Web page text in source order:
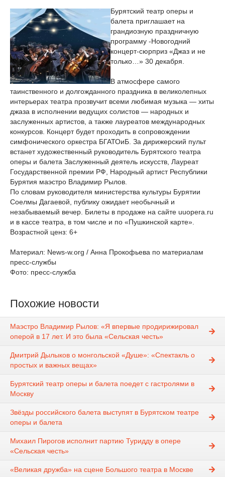
Бурятский театр оперы и
балета приглашает на
грандиозную праздничную
программу -Новогодний
концерт-сюрприз «Джаз и не
только…» 30 декабря.
В атмосфере самого
таинственного и долгожданного праздника в великолепных
интерьерах театра прозвучит всеми любимая музыка — хиты
джаза в исполнении ведущих солистов — народных и
заслуженных артистов, а также лауреатов международных
конкурсов. Концерт будет проходить в сопровождении
симфонического оркестра БГАТОиБ. За дирижерский пульт
встанет художественный руководитель Бурятского театра
оперы и балета Заслуженный деятель искусств, Лауреат
Государственной премии РФ, Народный артист Республики
Бурятия маэстро Владимир Рылов.
По словам руководителя министерства культуры Бурятии
Соелмы Дагаевой, публику ожидает необычный и
незабываемый вечер. Билеты в продаже на сайте uuopera.ru
и в кассе театра, в том числе и по «Пушкинской карте».
Возрастной ценз: 6+
Материал: News-w.org / Анна Прокофьева по материалам
пресс-службы
Фото: пресс-служба
Похожие новости
Маэстро Владимир Рылов: «Я впервые продирижировал
оперой в 17 лет. И это была «Сельская честь»
Дмитрий Дылыков о монгольской «Душе»: «Спектакль о
простых и важных вещах»
Бурятский театр оперы и балета поедет с гастролями в
Москву
Звёзды российского балета выступят в Бурятском театре
оперы и балета
Михаил Пирогов исполнит партию Туридду в опере
«Сельская честь»
«Великая дружба» на сцене Большого театра в Москве